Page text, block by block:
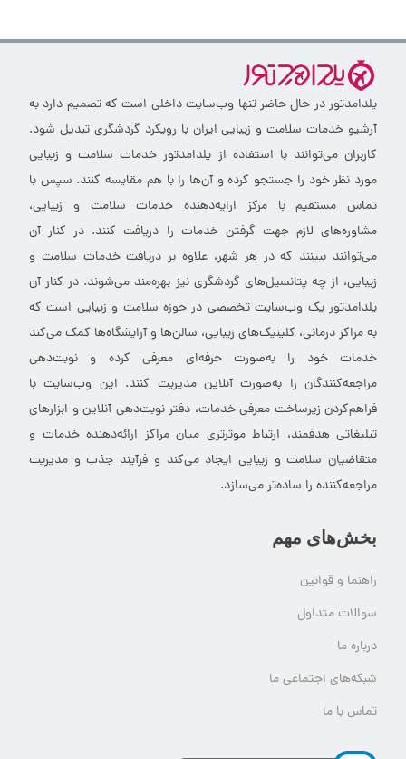
یلدامدتور در حال حاضر تنها وب‌سایت داخلی است که تصمیم دارد به
آرشیو خدمات سلامت و زیبایی ایران با رویکرد گردشگری تبدیل شود.
کاربران می‌توانند با استفاده از یلدامدتور خدمات سلامت و زیبایی
مورد نظر خود را جستجو کرده و آن‌ها را با هم مقایسه کنند. سپس با
تماس مستقیم با مرکز ارایه‌دهنده خدمات سلامت و زیبایی،
مشاوره‌های لازم جهت گرفتن خدمات را دریافت کنند. در کنار آن
می‌توانند ببینند که در هر شهر، علاوه بر دریافت خدمات سلامت و
زیبایی، از چه پتانسیل‌های گردشگری نیز بهره‌مند می‌شوند. در کنار آن
یلدامدتور یک وب‌سایت تخصصی در حوزه سلامت و زیبایی است که
به مراکز درمانی، کلینیک‌های زیبایی، سالن‌ها و آرایشگاه‌ها کمک می‌کند
خدمات خود را به‌صورت حرفه‌ای معرفی کرده و نوبت‌دهی
مراجعه‌کنندگان را به‌صورت آنلاین مدیریت کنند. این وب‌سایت با
فراهم‌کردن زیرساخت معرفی خدمات، دفتر نوبت‌دهی آنلاین و ابزارهای
تبلیغاتی هدفمند، ارتباط موثرتری میان مراکز ارائه‌دهنده خدمات و
متقاضیان سلامت و زیبایی ایجاد می‌کند و فرآیند جذب و مدیریت
مراجعه‌کننده را ساده‌تر می‌سازد.
بخش‌های مهم
راهنما و قوانین
سوالات متداول
درباره ما
شبکه‌های اجتماعی ما
تماس با ما